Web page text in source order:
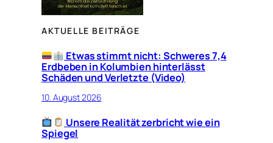
AKTUELLE BEITRÄGE
Etwas stimmt nicht: Schweres 7,4
Erdbeben in Kolumbien hinterlässt
Schäden und Verletzte (Video)
10. August 2026
Unsere Realität zerbricht wie ein
Spiegel